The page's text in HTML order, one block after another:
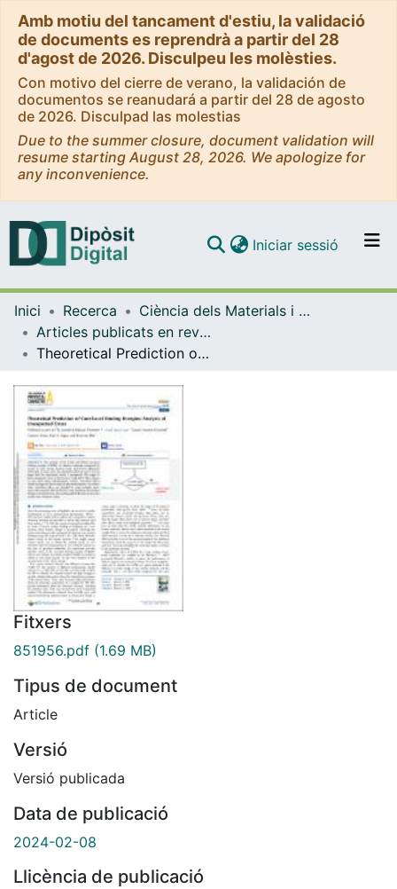
Amb motiu del tancament d'estiu, la validació
de documents es reprendrà a partir del 28
d'agost de 2026. Disculpeu les molèsties.
Con motivo del cierre de verano, la validación de
documentos se reanudará a partir del 28 de agosto
de 2026. Disculpad las molestias
Due to the summer closure, document validation will
resume starting August 28, 2026. We apologize for
any inconvenience.
Navega per tot el DD
Iniciar sessió (current)
Inici Recerca
Ciència dels Materials i Química Física
Articles publicats en revistes (Ciència dels Materials i Química Física)
Theoretical Prediction of Core-Level Binding Energies: Analysis of Unexpected Errors
Fitxers
851956.pdf (1.69 MB)
Tipus de document
Article
Versió
Versió publicada
Data de publicació
2024-02-08
Llicència de publicació